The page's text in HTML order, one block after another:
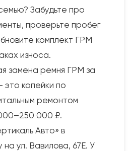
Забудьте про
проверьте пробег
комплект ГРМ
износа.
замена ремня ГРМ за
копейки по
ремонтом
000 ₽.
Авто» в
ул. Вавилова, 67Е. У